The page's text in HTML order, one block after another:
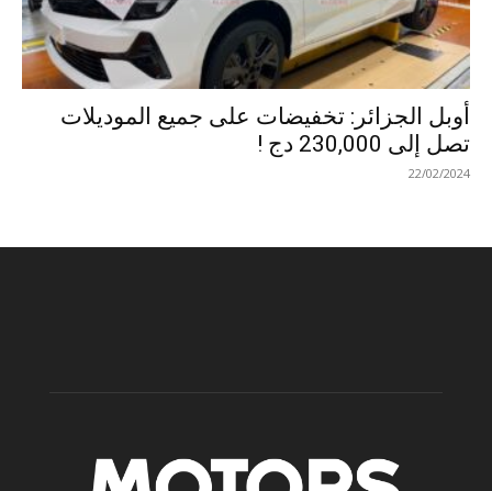
أوبل الجزائر: تخفيضات على جميع الموديلات
تصل إلى 230,000 دج !
22/02/2024